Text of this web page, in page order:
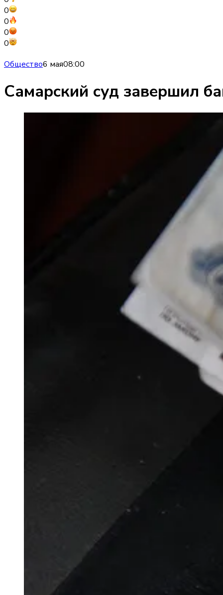
0
0
0
0
Общество6 мая08:00
Самарский суд завершил